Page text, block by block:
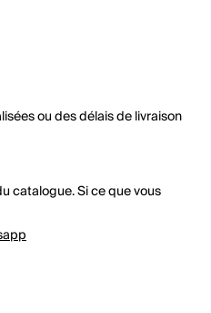
ou des délais de livraison
catalogue. Si ce que vous